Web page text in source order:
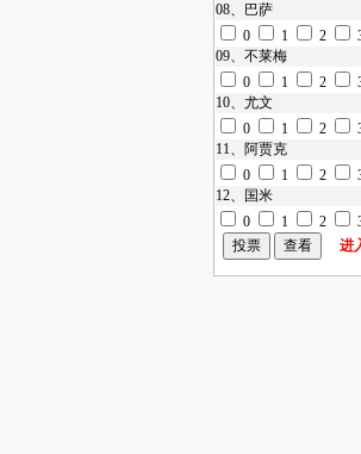
08、
巴萨
0
1 2
09、 不莱梅
0
1 2
10、 尤文
0
1 2
11、 阿贾克
0
1 2
12、
国米
0
1 2
进